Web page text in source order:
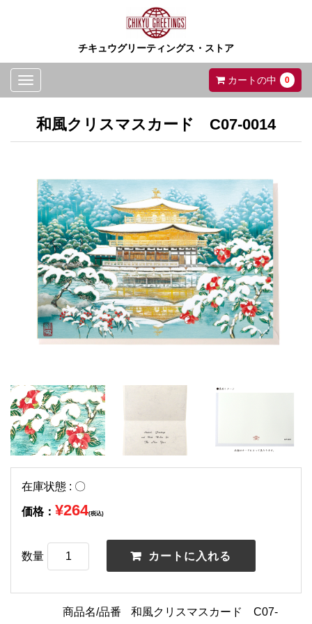
チキュウグリーティングス・ストア
Toggle
navigation
カートの中 0
和風クリスマスカード C07-0014
在庫状態 : 〇
価格： ¥264(税込)
数量
商品名/品番
和風クリスマスカード C07-